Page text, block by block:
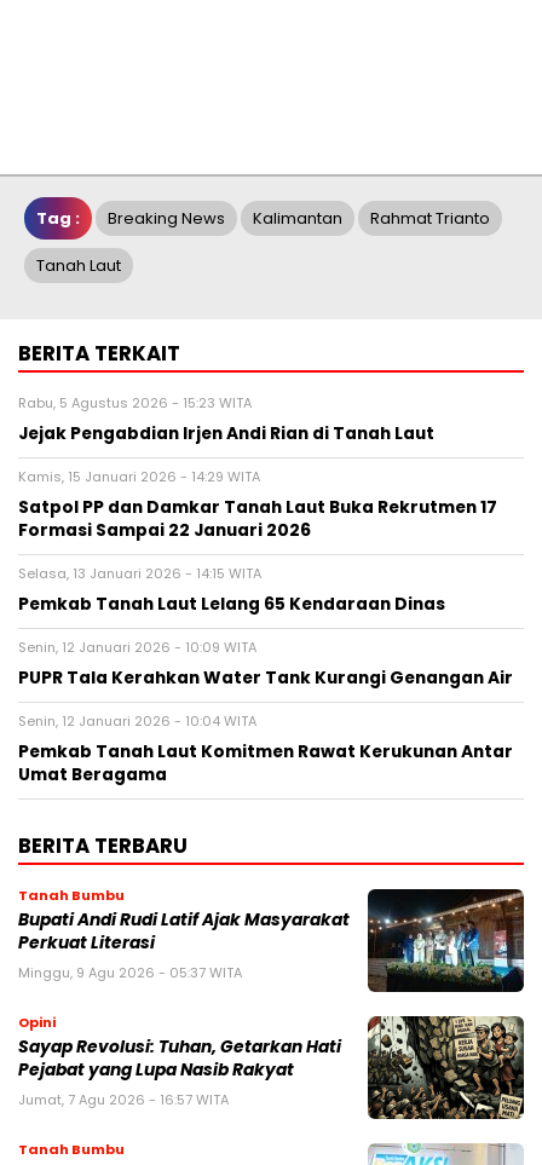
Tag : Breaking News Kalimantan Rahmat Trianto
Tanah Laut
BERITA TERKAIT
Rabu, 5 Agustus 2026 - 15:23 WITA
Jejak Pengabdian Irjen Andi Rian di Tanah Laut
Kamis, 15 Januari 2026 - 14:29 WITA
Satpol PP dan Damkar Tanah Laut Buka Rekrutmen 17
Formasi Sampai 22 Januari 2026
Selasa, 13 Januari 2026 - 14:15 WITA
Pemkab Tanah Laut Lelang 65 Kendaraan Dinas
Senin, 12 Januari 2026 - 10:09 WITA
PUPR Tala Kerahkan Water Tank Kurangi Genangan Air
Senin, 12 Januari 2026 - 10:04 WITA
Pemkab Tanah Laut Komitmen Rawat Kerukunan Antar
Umat Beragama
BERITA TERBARU
Tanah Bumbu
Bupati Andi Rudi Latif Ajak Masyarakat
Perkuat Literasi
Minggu, 9 Agu 2026 - 05:37 WITA
Opini
Sayap Revolusi: Tuhan, Getarkan Hati
Pejabat yang Lupa Nasib Rakyat
Jumat, 7 Agu 2026 - 16:57 WITA
Tanah Bumbu